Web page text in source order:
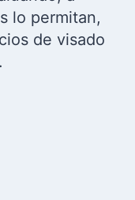
lo permitan,
de visado
.